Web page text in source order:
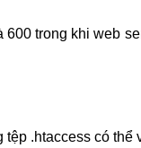
600 trong khi web
.htaccess có